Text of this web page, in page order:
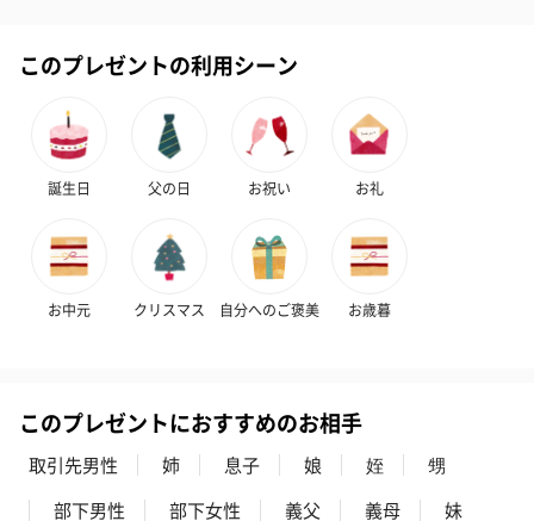
このプレゼントの利用シーン
誕生日 父の日 お祝い お礼
お中元 クリスマス 自分へのご褒美 お歳暮
このプレゼントにおすすめのお相手
取引先男性 姉 息子 娘 姪
甥
部下男性
部下女性 義父 義母 妹